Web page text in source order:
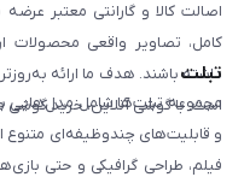
اصالت کالا و گارانتی معتبر
کامل، تصاویر واقعی محصولات
داشته باشند. هدف ما ارائه
است. با گوشی آنلاین، خرید
تبلت
مجموعه تبلت‌ها شامل مدل‌هایی
و قابلیت‌های چندوظیفه‌ای متنوع
فیلم، طراحی گرافیکی و حتی